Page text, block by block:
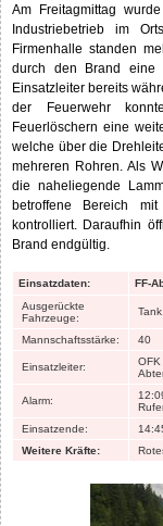
Am Freitagmittag
Industriebetrieb im
Firmenhalle standen
durch den Brand eine
Einsatzleiter bereits
der Feuerwehr
Feuerlöschern eine
welche über die
mehreren Rohren. Als
die naheliegende
betroffene Bereich
kontrolliert. Daraufhin
Brand endgültig.
Einsatzdaten: FF-
Ausgerückte
Fahrzeuge:
Mannschaftsstärke: 40
Einsatzleiter:
OFK
Alarm:
Einsatzende:
Weitere Kräfte: